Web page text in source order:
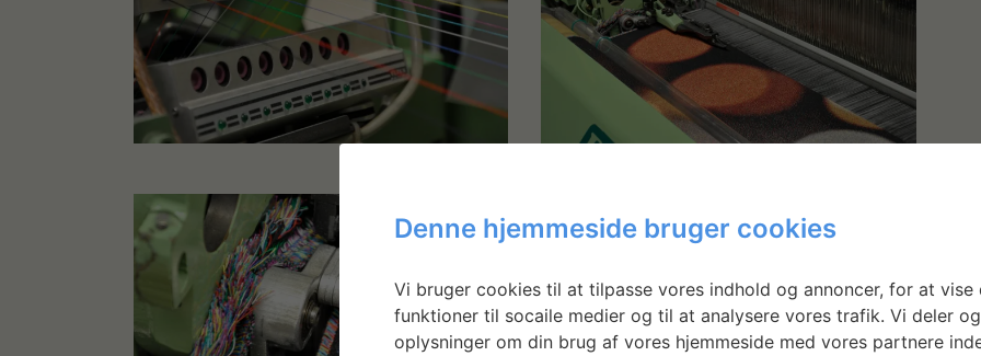
Denne hjemmeside bruger cookies
Vi bruger cookies til at tilpasse vores indhold og annoncer, for at vise
funktioner til socaile medier og til at analysere vores trafik. Vi deler
oplysninger om din brug af vores hjemmeside med vores partnere